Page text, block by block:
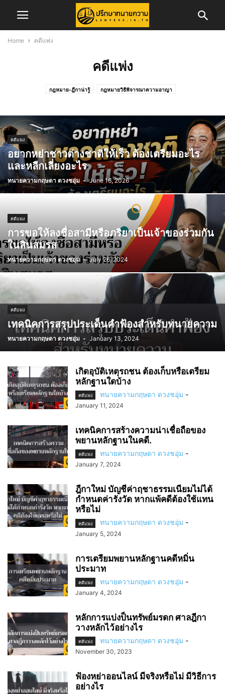
Home คดีแพ่ง
คดีแพ่ง
กฎหมาย-ฎีกาน่ารู้ กฎหมายวิธีพิจารณาความอาญา
ข่าวสอบทนายความ ข่าวสอบผู้พิพากษา/อัยการ ข่าวสาร ข่าวสารทนายความ
ข่าวสารสภาทนายความ ข่าวสารสภาทนายความส่วนภูมิภาค คดีครอบครัว
คดีอาญา คดีแพ่ง ความรู้ในการพัฒนาวิชาชีพทนายความ
ทริบเทคนิค/บทความ ทั้งหมด บทความ บทความคดีแพ่ง
บทความและงานวิจัย ประกันภัย ประวัติทนายความ พ.ร.บ.จราจรทางบก
รับสมัครพนักงาน ศูนย์อำนวยการเลือกตั้ง สาระน่ารู้ สำนักฝึกอบรมวิชาว่าความ
สิทธิประโยชน์ทนายความ เรื่องทั่วไป แรงงาน
คดีแพ่ง
อยากหย่าชาวต่างชาติให้เร็ว ต้องเตรียมอะไร
และหลีกเลี่ยงอะไร
ทนายความกฤษดา ดวงชอุ่ม - June 16, 2026
คดีแพ่ง
การขอให้ลงชื่อสามีหรือภริยาเป็นเจ้าของร่วมกัน
ในสินสมรส
ทนายความกฤษดา ดวงชอุ่ม - July 26, 2024
คดีแพ่ง
เทคนิคการสรุปประเด็นคำฟ้องสำหรับทนายความ
ทนายความกฤษดา ดวงชอุ่ม - January 13, 2024
เกิดอุบัติเหตุรถชน ต้องเก็บหรือเตรียม
หลักฐานใดบ้าง
คดีแพ่ง ทนายความกฤษดา ดวงชอุ่ม -
January 11, 2024
เทคนิคการสร้างความน่าเชื่อถือของ
พยานหลักฐานในคดี.
คดีแพ่ง ทนายความกฤษดา ดวงชอุ่ม -
January 7, 2024
ฎีกาใหม่ บัญชีค่าฤชาธรรมเนียมไม่ได้
กำหนดค่ารังวัด หากแพ้คดีต้องใช้แทน
หรือไม่
คดีแพ่ง ทนายความกฤษดา ดวงชอุ่ม -
January 5, 2024
การเตรียมพยานหลักฐานคดีหมิ่น
ประมาท
คดีแพ่ง ทนายความกฤษดา ดวงชอุ่ม -
January 4, 2024
หลักการแบ่งป็นทรัพย์มรดก ศาลฎีกา
วางหลักไว้อย่างไร
คดีแพ่ง ทนายความกฤษดา ดวงชอุ่ม -
November 30, 2023
ฟ้องหย่าออนไลน์ มีจริงหรือไม่ มีวิธีการ
อย่างไร